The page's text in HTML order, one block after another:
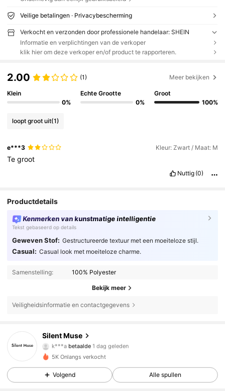
Veilige betalingen · Privacybescherming
Verkocht en verzonden door professionele handelaar: SHEIN
Informatie en verplichtingen van de verkoper
klik hier om deze verkoper en/of product te rapporteren.
2.00 (1) Meer bekijken
Klein
0%
Echte Grootte
0%
Groot
100%
loopt groot uit(1)
e***3 Kleur: Zwart / Maat: M
Tegroot
Nuttig (0)
Productdetails
Kenmerken van kunstmatige intelligentie
Tekst gebaseerd op details
Geweven Stof: Gestructureerde textuur met een moeiteloze stijl.
Casual: Casual look met moeiteloze charme.
Samenstelling: 100% Polyester
Bekijk meer
Veiligheidsinformatie en contactgegevens
Silent Muse
4.08
65 Volgers
k***abetaalde 1 dag geleden
4.08 65 Volgers
5K Onlangs verkocht
Volgend Alle spullen